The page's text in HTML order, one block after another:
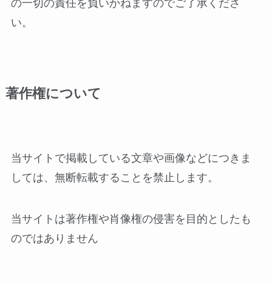
の一切の責任を負いかねますのでご了承くださ
い。
著作権について
当サイトで掲載している文章や画像などにつきま
しては、無断転載することを禁止します。
当サイトは著作権や肖像権の侵害を目的としたも
のではありません